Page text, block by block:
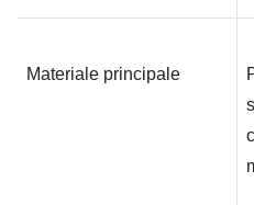
Materiale principale